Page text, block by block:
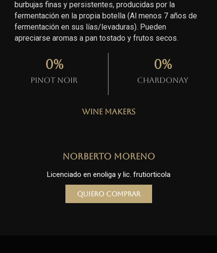
burbujas finas y persistentes, producidas por la
fermentación en la propia botella (Al menos 7 años de
fermentación en sus lías/levaduras). Pueden
apreciarse aromas a pan tostado y frutos secos.
Pinot Noir
0%
Chardonay
0%
Wine Makers
Norberto Moreno
Licenciado en enoliga y lic. frutiorticola
Quiero comprar